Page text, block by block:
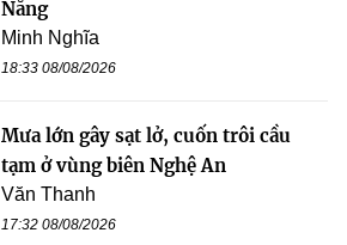
Nẵng
Minh Nghĩa
18:33 08/08/2026
Mưa lớn gây sạt lở, cuốn trôi cầu
tạm ở vùng biên Nghệ An
Văn Thanh
17:32 08/08/2026